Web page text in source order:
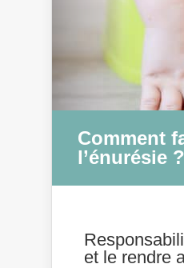
Comment
l’énurésie ?
et le rendre